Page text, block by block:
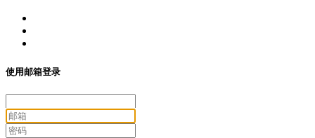
使用邮箱登录